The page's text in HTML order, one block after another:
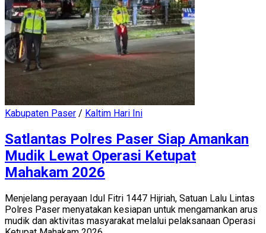
Kabupaten Paser / Kaltim Hari Ini
Satlantas Polres Paser Siap Amankan
Mudik Lewat Operasi Ketupat
Mahakam 2026
Menjelang perayaan Idul Fitri 1447 Hijriah, Satuan Lalu Lintas
Polres Paser menyatakan kesiapan untuk mengamankan arus
mudik dan aktivitas masyarakat melalui pelaksanaan Operasi